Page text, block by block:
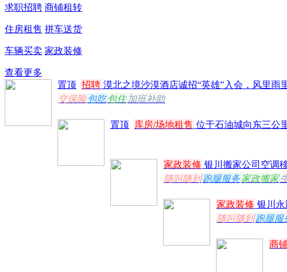
求职招聘 商铺租转
住房租售 拼车送货
车辆买卖 家政装修
查看更多
置顶 招聘 漠北之境沙漠酒店诚招“英雄”入会，风里雨
交保险 包吃 包住 加班补助
置顶 库房/场地租售 位于石油城向东三公
家政装修 银川搬家公司空调
随叫随到 跑腿服务 家政搬家
家政装修 银川
随叫随到 跑腿服
商